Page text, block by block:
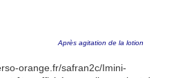
Après agitation de la lotion